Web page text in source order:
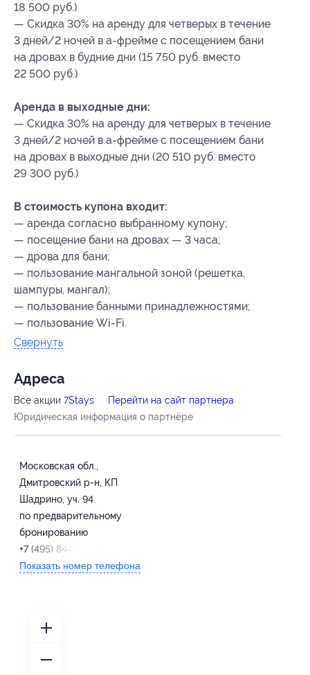
18 500 руб.)
— Скидка 30% на аренду для четверых в течение
3 дней/2 ночей в а-фрейме с посещением бани
на дровах в будние дни (15 750 руб. вместо
22 500 руб.)
Аренда в выходные дни:
— Скидка 30% на аренду для четверых в течение
3 дней/2 ночей в а-фрейме с посещением бани
на дровах в выходные дни (20 510 руб. вместо
29 300 руб.)
В стоимость купона входит:
— аренда согласно выбранному купону;
— посещение бани на дровах — 3 часа;
— дрова для бани;
— пользование мангальной зоной (решетка,
шампуры, мангал);
— пользование банными принадлежностями;
— пользование Wi-Fi.
Свернуть
Адресa
Все акции 7Stays
Перейти на сайт партнера
Юридическая информация о партнёре
Московская обл.,
Дмитровский р-н, КП
Шадрино, уч. 94
по предварительному
бронированию
+7 (495) 844-97-07
Показать номер телефона